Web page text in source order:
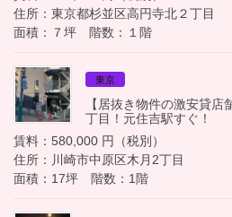
住所：東京都杉並区高円寺北２丁目
面積：７坪 階数：１階
東京
【居抜き物件の激安貸
丁目！元住吉駅すぐ！
賃料：580,000 円（税別）
住所：川崎市中原区木月2丁目
面積：17坪 階数：1階